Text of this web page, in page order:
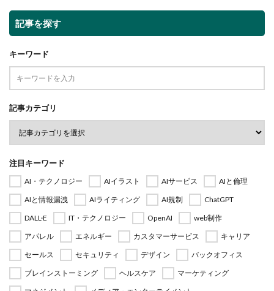
記事を探す
キーワード
記事カテゴリ
注目キーワード
AI・テクノロジー AIイラスト AIサービス
AIと倫理
AIと情報漏洩
AIライティング AI規制
ChatGPT
DALL·E
IT・テクノロジー OpenAI
web制作
アパレル
エネルギー カスタマーサービス
キャリア
セールス
セキュリティ デザイン
バックオフィス
ブレインストーミング
ヘルスケア
マーケティング